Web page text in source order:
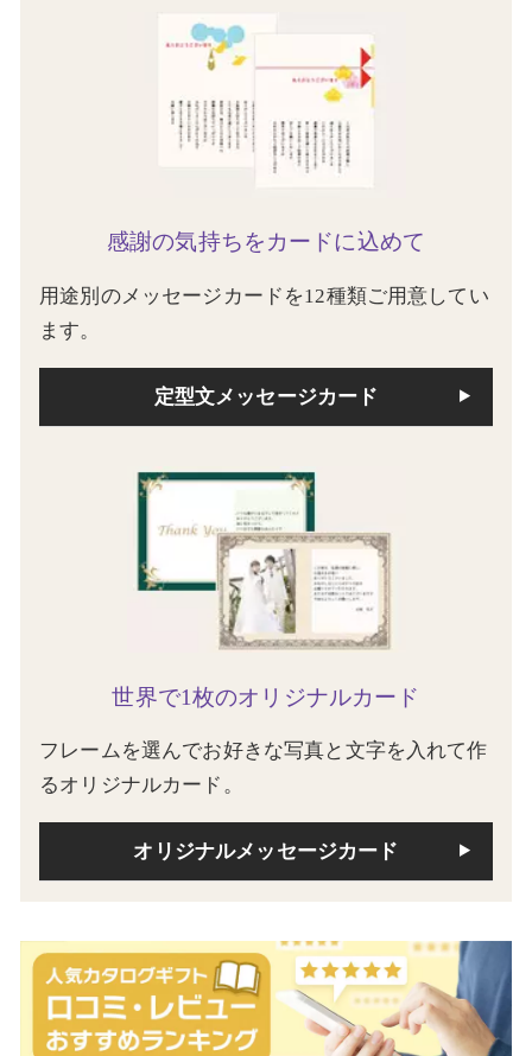
感謝の気持ちをカードに込めて
用途別のメッセージカードを12種類ご用意してい
ます。
定型文メッセージカード
世界で1枚のオリジナルカード
フレームを選んでお好きな写真と文字を入れて作
るオリジナルカード。
オリジナルメッセージカード